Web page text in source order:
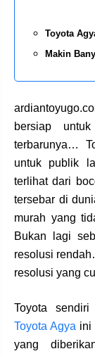
Toyota
Makin
bersiap
terbarunya…
untuk publik
terlihat dari
tersebar di
murah yang
Bukan lagi
resolusi
resolusi yang
Toyota
Toyota Agya ini
yang